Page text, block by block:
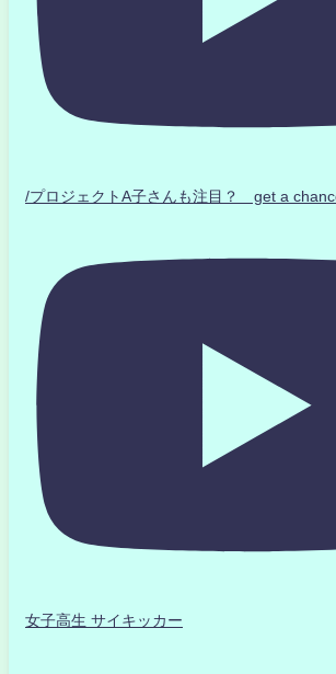
/プロジェクトA子さんも注目？ get a
女子高生 サイキッカー